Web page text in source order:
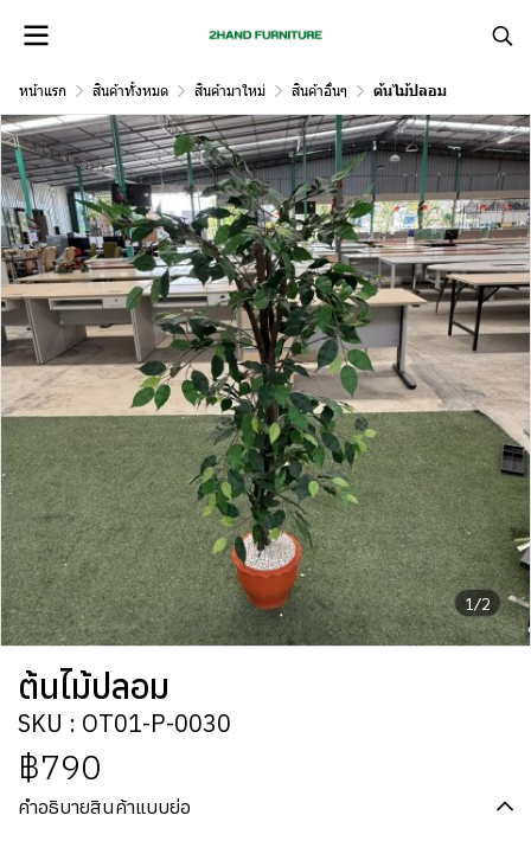
หน้าแรก สินค้าทั้งหมด สินค้ามาใหม่ สินค้าอื่นๆ ต้นไม้ปลอม
1/2
ต้นไม้ปลอม
SKU : OT01-P-0030
฿790
คำอธิบายสินค้าแบบย่อ